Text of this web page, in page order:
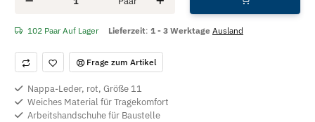
102 Paar Auf Lager Lieferzeit: 1 - 3 WerktageAusland
Frage zum Artikel
Nappa-Leder, rot, Größe 11
Weiches Material für Tragekomfort
Arbeitshandschuhe für Baustelle